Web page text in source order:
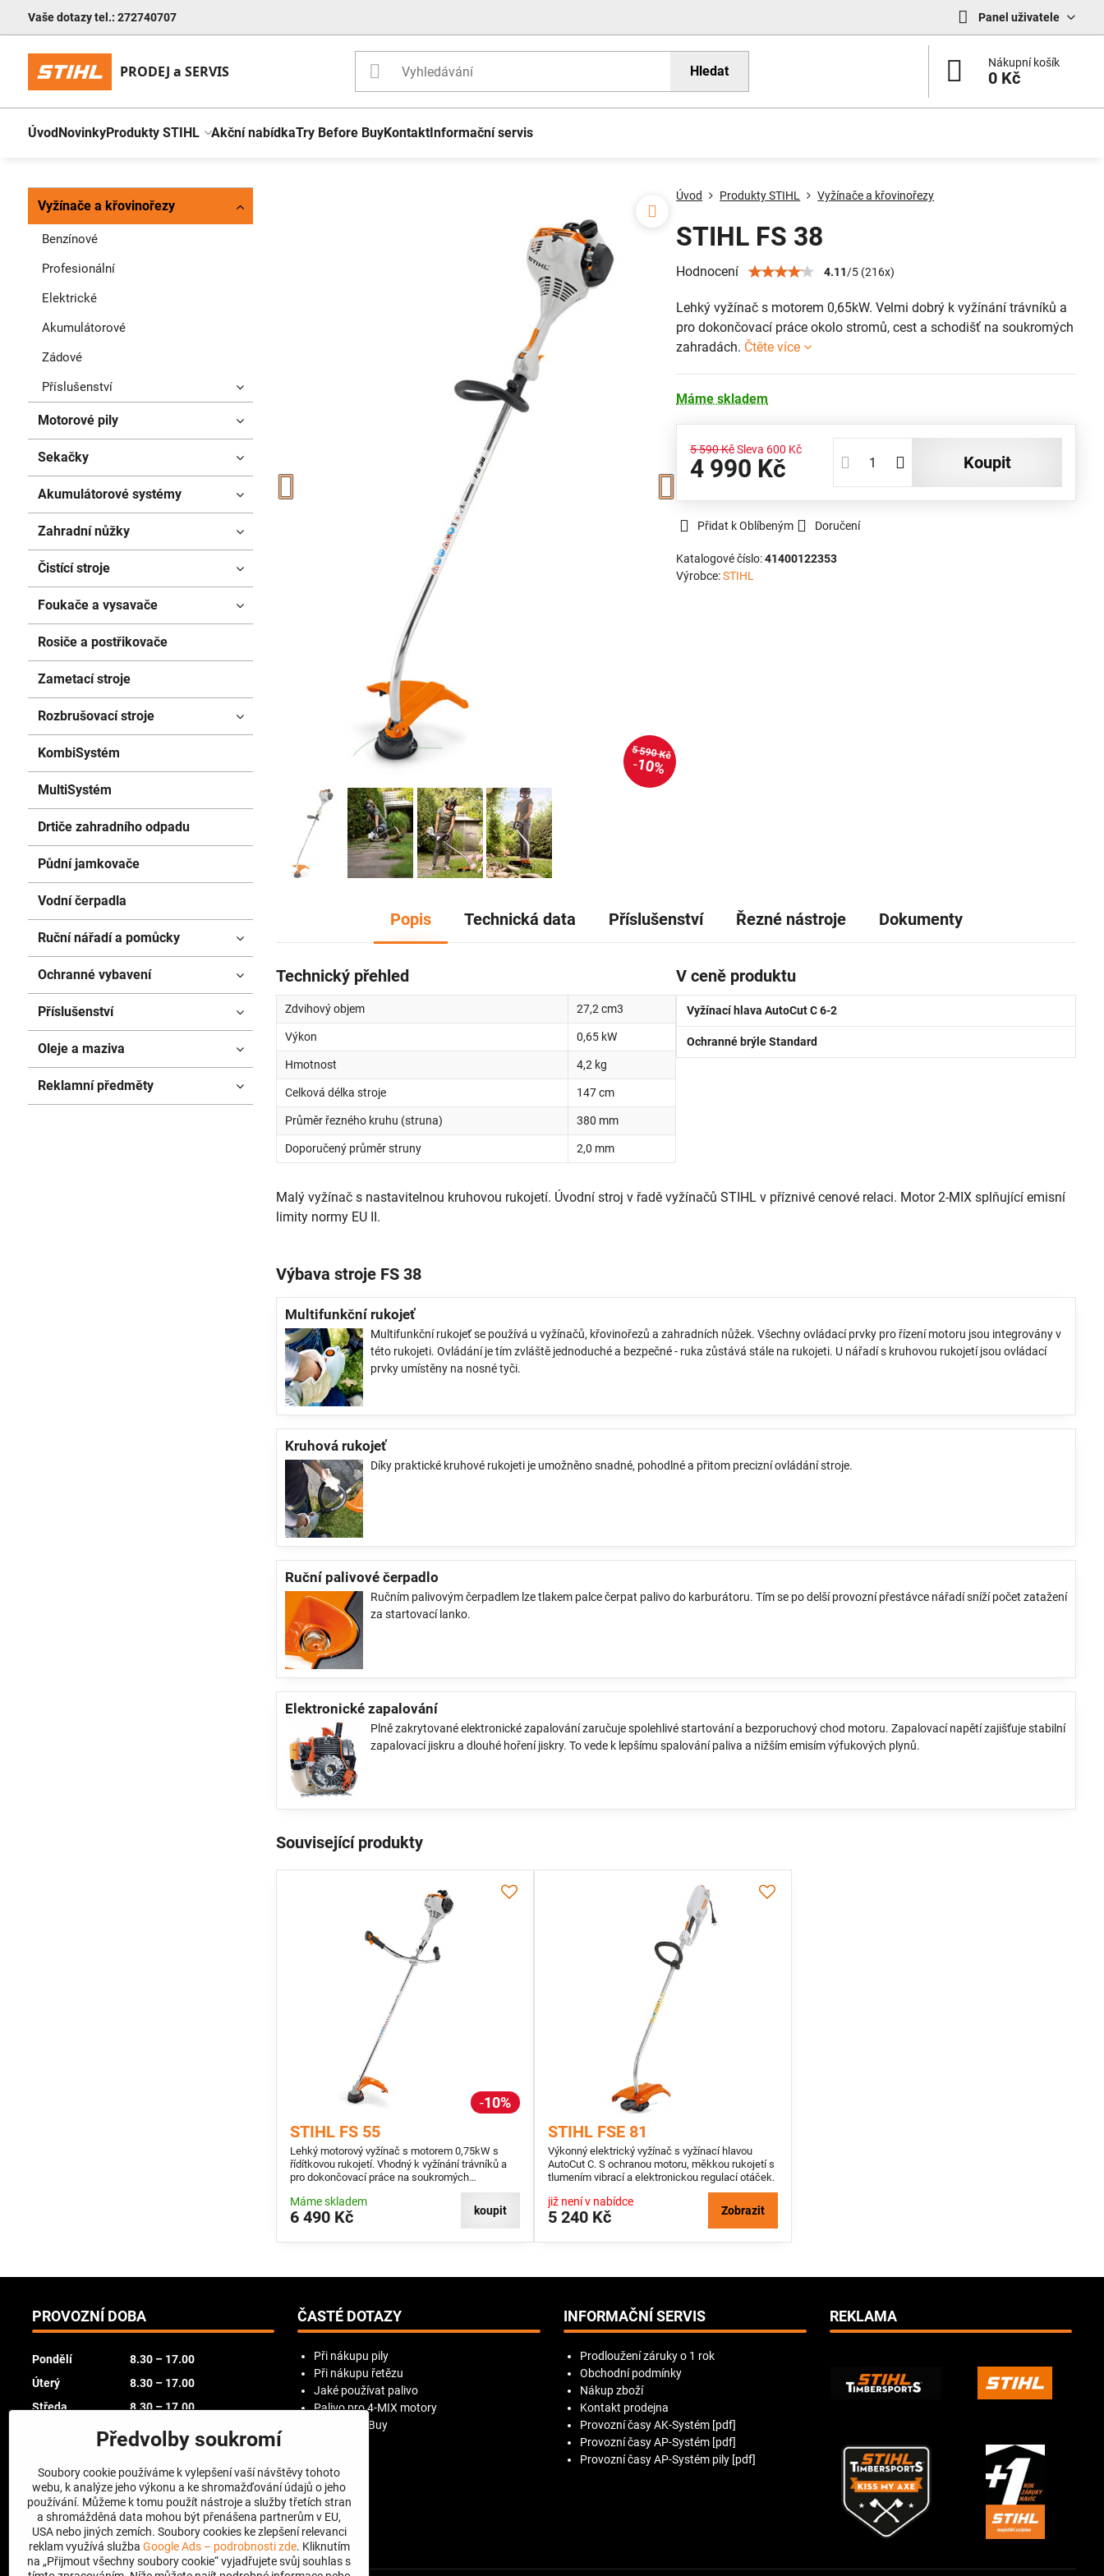
Vaše dotazy tel.: 272740707 Panel uživatele
Hledat
Nákupní košík
0 Kč
ÚvodNovinkyProdukty STIHL Akční nabídkaTry Before BuyKontaktInformační servis
5 590 Kč
10%
Úvod Produkty STIHL Vyžínače a křovinořezy
STIHL FS 38
Hodnocení 4.11/5 (216x)
Lehký vyžínač s motorem 0,65kW. Velmi dobrý k vyžínání trávníků a
pro dokončovací práce okolo stromů, cest a schodišť na soukromých
zahradách. Čtěte více
Máme skladem
5 590 Kč Sleva 600 Kč
4 990 Kč koupit
Přidat k Oblíbeným Doručení
Katalogové číslo:41400122353
Výrobce:STIHL
Popis Technická data Příslušenství Řezné nástroje Dokumenty
Technický přehled
Zdvihový objem 27,2 cm3
Výkon 0,65 kW
Hmotnost 4,2 kg
Celková délka stroje 147 cm
Průměr řezného kruhu (struna) 380 mm
Doporučený průměr struny 2,0 mm
V ceně produktu
Vyžínací hlava AutoCut C 6-2
Ochranné brýle Standard
Malý vyžínač s nastavitelnou kruhovou rukojetí. Úvodní stroj v řadě vyžínačů STIHL v příznivé cenové relaci. Motor 2-MIX splňující emisní
limity normy EU II.
Výbava stroje FS 38
Multifunkční rukojeť
Multifunkční rukojeť se používá u vyžínačů, křovinořezů a zahradních nůžek. Všechny ovládací prvky pro řízení motoru jsou integrovány v
této rukojeti. Ovládání je tím zvláště jednoduché a bezpečné - ruka zůstává stále na rukojeti. U nářadí s kruhovou rukojetí jsou ovládací
prvky umístěny na nosné tyči.
Kruhová rukojeť
Díky praktické kruhové rukojeti je umožněno snadné, pohodlné a přitom precizní ovládání stroje.
Ruční palivové čerpadlo
Ručním palivovým čerpadlem lze tlakem palce čerpat palivo do karburátoru. Tím se po delší provozní přestávce nářadí sníží počet zatažení
za startovací lanko.
Elektronické zapalování
Plně zakrytované elektronické zapalování zaručuje spolehlivé startování a bezporuchový chod motoru. Zapalovací napětí zajišťuje stabilní
zapalovací jiskru a dlouhé hoření jiskry. To vede k lepšímu spalování paliva a nižším emisím výfukových plynů.
Související produkty
10%
STIHL FS 55
Lehký motorový vyžínač s motorem 0,75kW s
řídítkovou rukojetí. Vhodný k vyžínání trávníků a
pro dokončovací práce na soukromých
Máme skladem
6 490 Kč koupit
STIHL FSE 81
Výkonný elektrický vyžínač s vyžínací hlavou
AutoCut C. S ochranou motoru, měkkou rukojetí s
tlumením vibrací a elektronickou regulací otáček.
již není v nabídce
5 240 Kč Zobrazit
Vyžínače a křovinořezy
Benzínové
Profesionální
Elektrické
Akumulátorové
Zádové
Příslušenství
Motorové pily
Sekačky
Akumulátorové systémy
Zahradní nůžky
Čistící stroje
Foukače a vysavače
Rosiče a postřikovače
Zametací stroje
Rozbrušovací stroje
KombiSystém
MultiSystém
Drtiče zahradního odpadu
Půdní jamkovače
Vodní čerpadla
Ruční nářadí a pomůcky
Ochranné vybavení
Příslušenství
Oleje a maziva
Reklamní předměty
PROVOZNÍ DOBA
Pondělí
8.30 – 17.00
Úterý
8.30 – 17.00
Středa
8.30 – 17.00
8.30 – 17.00
8.30 – 16.00
Sobota
zavřeno
Neděle
zavřeno
ČASTÉ DOTAZY
Při nákupu pily
Při nákupu řetězu
Jaké používat palivo
Palivo pro 4-MIX motory
Try Before Buy
INFORMAČNÍ SERVIS
Prodloužení záruky o 1 rok
Obchodní podmínky
Nákup zboží
Kontakt prodejna
Provozní časy AK-Systém [pdf]
Provozní časy AP-Systém [pdf]
Provozní časy AP-Systém pily [pdf]
REKLAMA
Předvolby soukromí
Soubory cookie používáme k vylepšení vaší návštěvy tohoto
webu, k analýze jeho výkonu a ke shromažďování údajů o jeho
používání. Můžeme k tomu použít nástroje a služby třetích stran
a shromážděná data mohou být přenášena partnerům v EU,
USA nebo jiných zemích. Soubory cookies ke zlepšení relevanci
reklam využívá služba Google Ads – podrobnosti zde. Kliknutím
na „Přijmout všechny soubory cookie“ vyjadřujete svůj souhlas s